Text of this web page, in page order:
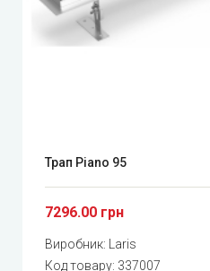
Трап Piano 95
7296.00 грн
Виробник:
Laris
Код товару: 337007